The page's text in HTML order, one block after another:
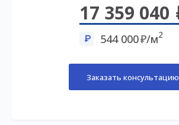
17 359 040
544 000 /м2
Заказать консультацию